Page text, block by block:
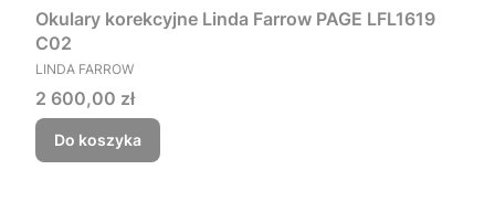
Okulary korekcyjne Linda Farrow PAGE LFL1619
C02
PRODUCENT
LINDA FARROW
Cena
2 600,00 zł
Do koszyka